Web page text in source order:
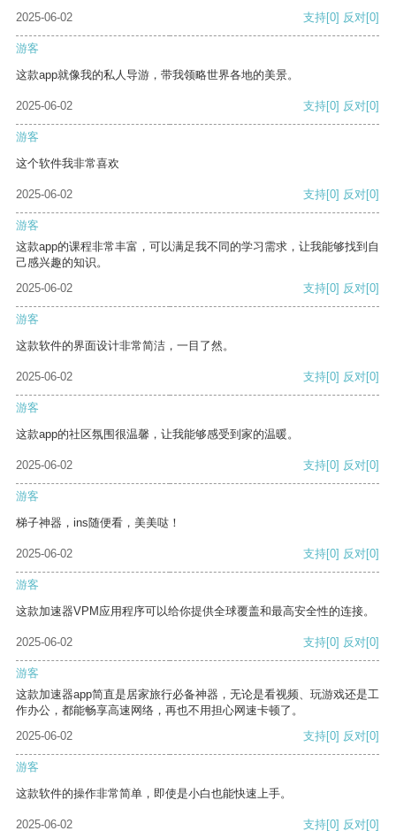
2025-06-02
支持[0] 反对[0]
游客
这款app就像我的私人导游，带我领略世界各地的美景。
2025-06-02 支持[0] 反对[0]
游客
这个软件我非常喜欢
2025-06-02 支持[0] 反对[0]
游客
这款app的课程非常丰富，可以满足我不同的学习需求，让我能够找到自
己感兴趣的知识。
2025-06-02
支持[0] 反对[0]
游客
这款软件的界面设计非常简洁，一目了然。
2025-06-02 支持[0] 反对[0]
游客
这款app的社区氛围很温馨，让我能够感受到家的温暖。
2025-06-02 支持[0] 反对[0]
游客
梯子神器，ins随便看，美美哒！
2025-06-02 支持[0] 反对[0]
游客
这款加速器VPM应用程序可以给你提供全球覆盖和最高安全性的连接。
2025-06-02 支持[0] 反对[0]
游客
这款加速器app简直是居家旅行必备神器，无论是看视频、玩游戏还是工
作办公，都能畅享高速网络，再也不用担心网速卡顿了。
2025-06-02
支持[0] 反对[0]
游客
这款软件的操作非常简单，即使是小白也能快速上手。
2025-06-02 支持[0] 反对[0]